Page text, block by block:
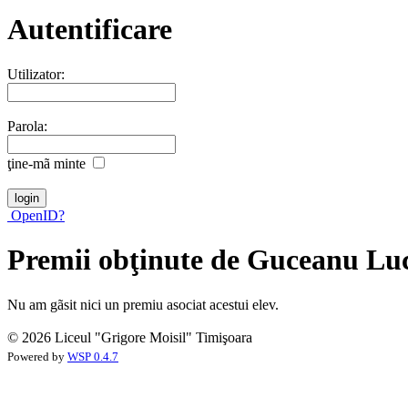
Autentificare
Utilizator:
Parola:
ţine-mã minte
OpenID?
Premii obţinute de Guceanu
Nu am gãsit nici un premiu asociat acestui elev.
© 2026 Liceul "Grigore Moisil" Timişoara
Powered by WSP 0.4.7